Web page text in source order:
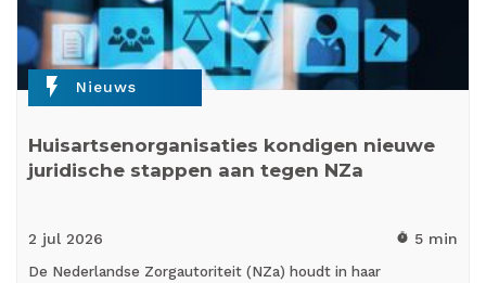
flash_on Nieuws
Huisartsenorganisaties kondigen nieuwe
juridische stappen aan tegen NZa
2 jul 2026 timer 5 min
De Nederlandse Zorgautoriteit (NZa) houdt in haar